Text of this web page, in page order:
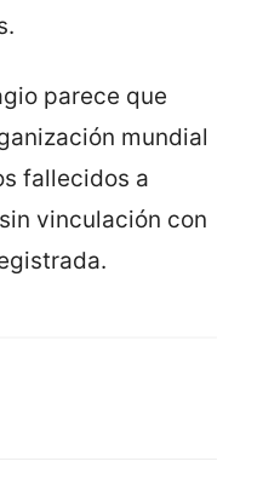
parece que
mundial
fallecidos a
vinculación con